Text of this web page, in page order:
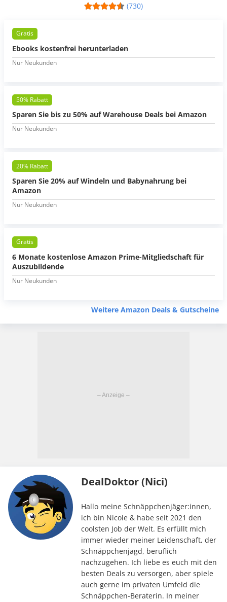
(730)
Gratis
Ebooks kostenfrei herunterladen
Nur Neukunden
50% Rabatt
Sparen Sie bis zu 50% auf Warehouse Deals bei Amazon
Nur Neukunden
20% Rabatt
Sparen Sie 20% auf Windeln und Babynahrung bei
Amazon
Nur Neukunden
Gratis
6 Monate kostenlose Amazon Prime-Mitgliedschaft für
Auszubildende
Nur Neukunden
Weitere Amazon Deals & Gutscheine
DealDoktor (Nici)
Hallo meine Schnäppchenjäger:innen,
ich bin Nicole & habe seit 2021 den
coolsten Job der Welt. Es erfüllt mich
immer wieder meiner Leidenschaft, der
Schnäppchenjagd, beruflich
nachzugehen. Ich liebe es euch mit den
besten Deals zu versorgen, aber spiele
auch gerne im privaten Umfeld die
Schnäppchen-Beraterin. In meiner